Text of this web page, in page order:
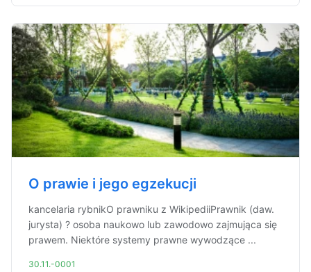
O prawie i jego egzekucji
kancelaria rybnikO prawniku z WikipediiPrawnik (daw.
jurysta) ? osoba naukowo lub zawodowo zajmująca się
prawem. Niektóre systemy prawne wywodzące ...
30.11.-0001